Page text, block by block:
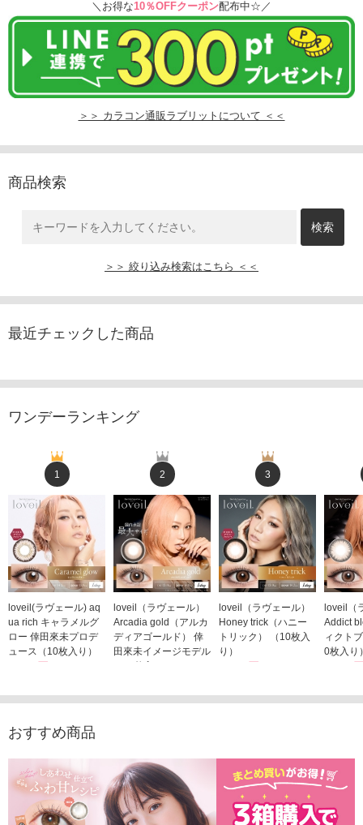
＼お得な10％OFFクーポン配布中☆／
＞＞ カラコン通販ラブリットについて ＜＜
商品検索
＞＞ 絞り込み検索はこちら ＜＜
最近チェックした商品
ワンデーランキング
1
loveil(ラヴェール) aq
ua rich キャラメルグ
ロー 倖田來未プロデ
ュース（10枚入り）
2
loveil（ラヴェール）
Arcadia gold（アルカ
ディアゴールド） 倖
田來未イメージモデル
3
loveil（ラヴェール）
Honey trick（ハニー
トリック） （10枚入
り）
loveil（
Addict
ィクト
0枚入り
おすすめ商品